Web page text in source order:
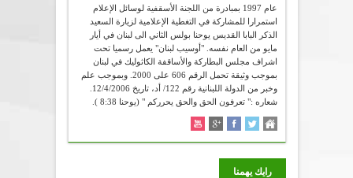
عام 1997 بمبادرة من اللجنة الأسقفية لوسائل الإعلام
استمرارا للمشاركة في التغطية الإعلامية لزيارة السعيد
الذكر البابا القديس يوحنا بولس الثاني الى لبنان في أيار
مايو من العام نفسه. "أوسيب لبنان" يعمل رسميا تحت
اشراف مجلس البطاركة والأساقفة الكاثوليك في لبنان
بموجب وثيقة تحمل الرقم 606 على 2000. وبموجب علم
شعاره :" تعرفون الحق والحق يحرركم " (يوحنا 8:38 ).
رايك يهمنا